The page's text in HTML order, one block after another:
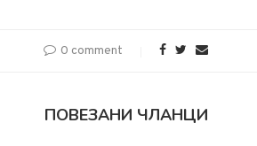
0 comment
ПОВЕЗАНИ ЧЛАНЦИ